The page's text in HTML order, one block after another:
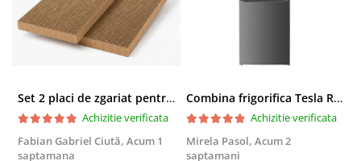
Set 2 placi de zgariat pentru casuta pisici BUNTZ KJW5086, compatibile cu casuta 59 x 28.5 x 35 cm
Achizitie verificata
Fabian Gabriel Ciută, Acum 1
saptamana
Combina frigorifica Tesla RC2600HXE, 262 l, Clasa E, Iluminare LED, dezghetare automata frigider, H 180 cm, Inox
Achizitie verificata
Mirela Pasol, Acum 2
saptamani